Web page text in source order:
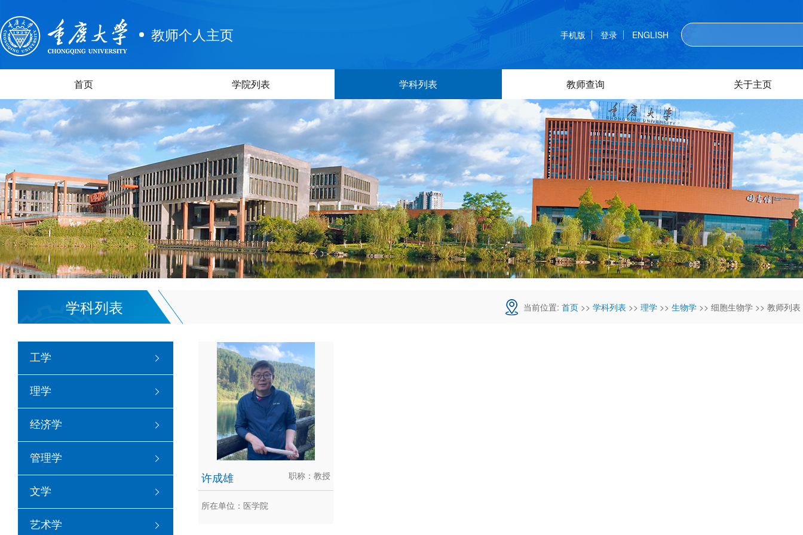
教师个人主页 手机版 登录 ENGLISH
首页 学院列表 学科列表 教师查询 关于主页
学科列表 当前位置: 首页 >> 学科列表 >> 理学 >> 生物学 >> 细胞生物学 >> 教师列表
工学
理学
经济学
管理学
文学
艺术学
许成雄 职称：教授
所在单位：医学院